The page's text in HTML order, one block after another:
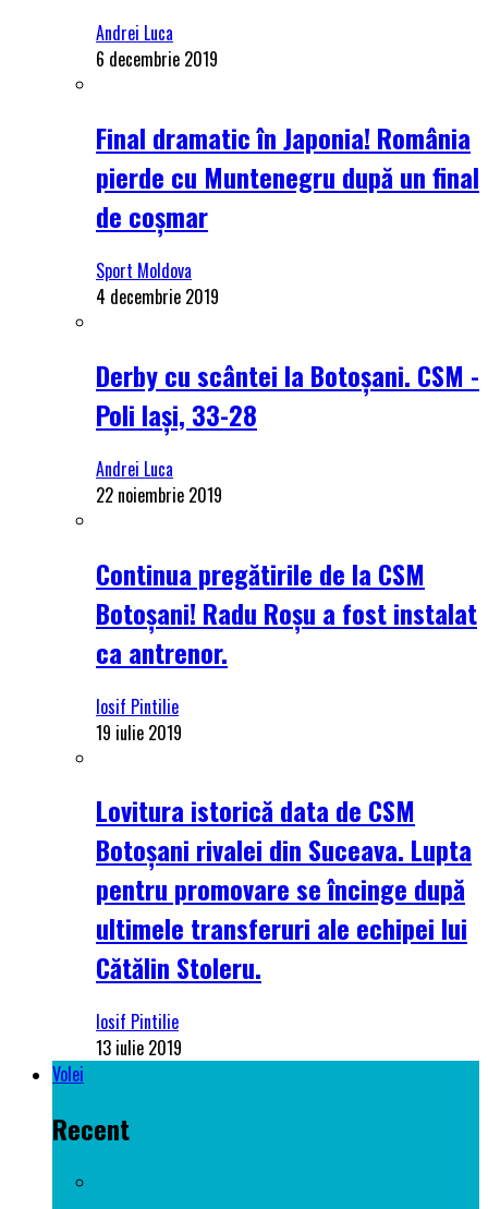
Andrei Luca
6 decembrie 2019
Final dramatic în Japonia! România
pierde cu Muntenegru după un final
de coșmar
Sport Moldova
4 decembrie 2019
Derby cu scântei la Botoșani. CSM -
Poli Iași, 33-28
Andrei Luca
22 noiembrie 2019
Continua pregătirile de la CSM
Botoșani! Radu Roșu a fost instalat
ca antrenor.
Iosif Pintilie
19 iulie 2019
Lovitura istorică data de CSM
Botoșani rivalei din Suceava. Lupta
pentru promovare se încinge după
ultimele transferuri ale echipei lui
Cătălin Stoleru.
Iosif Pintilie
13 iulie 2019
Volei
Recent